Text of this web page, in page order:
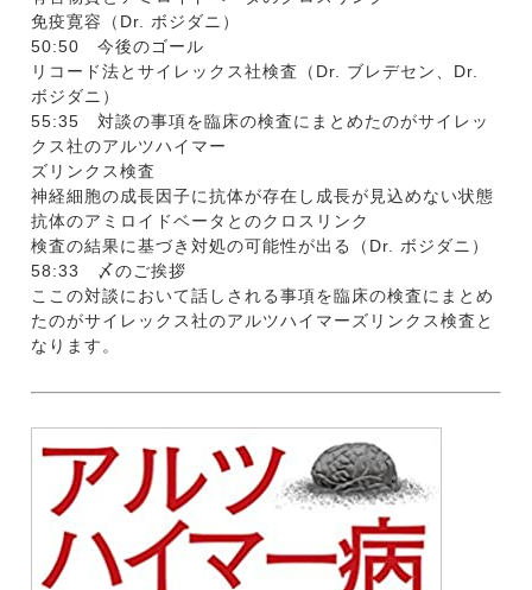
免疫寛容（Dr. ボジダニ）
50:50 今後のゴール
リコード法とサイレックス社検査（Dr. ブレデセン、Dr.
ボジダニ）
55:35 対談の事項を臨床の検査にまとめたのがサイレッ
クス社のアルツハイマー
ズリンクス検査
神経細胞の成長因子に抗体が存在し成長が見込めない状態
抗体のアミロイドベータとのクロスリンク
検査の結果に基づき対処の可能性が出る（Dr. ボジダニ）
58:33 〆のご挨拶
ここの対談において話しされる事項を臨床の検査にまとめ
たのがサイレックス社のアルツハイマーズリンクス検査と
なります。